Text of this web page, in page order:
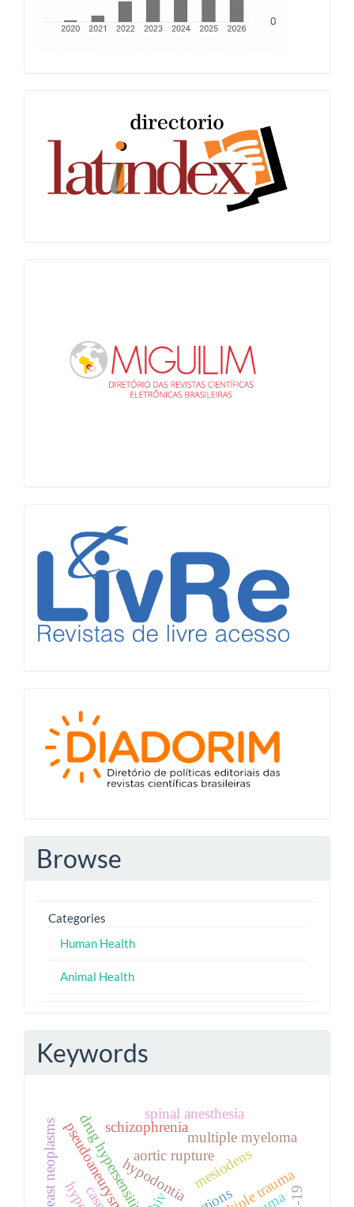
LiVre
Diadorim
Browse
Categories
Human Health
Animal Health
Keywords
drug hypersensitivityaortic rupture
pseudoaneurysm multiple myeloma
breast neoplasms schizophrenia
hypodontiamesiodens
spinal anesthesia
hiv